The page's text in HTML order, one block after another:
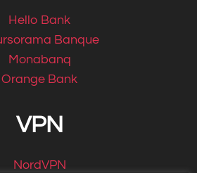
Hello Bank
Banque
Monabanq
Orange Bank
VPN
NordVPN